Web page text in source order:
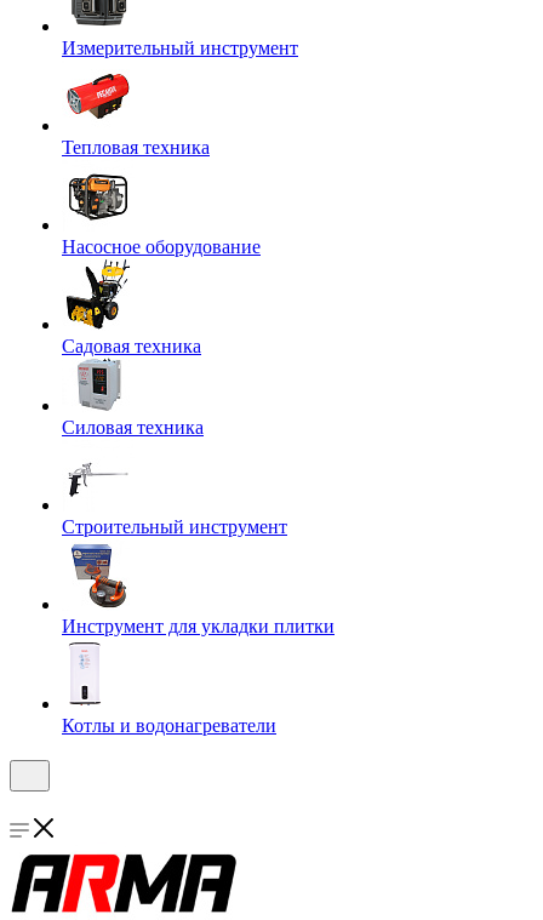
Измерительный инструмент
Тепловая техника
Насосное оборудование
Садовая техника
Силовая техника
Строительный инструмент
Инструмент для укладки плитки
Котлы и водонагреватели